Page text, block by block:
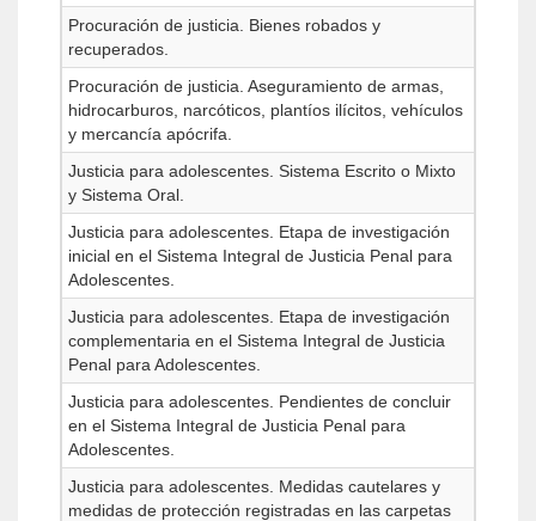
Procuración de justicia. Bienes robados y
recuperados.
Procuración de justicia. Aseguramiento de armas,
hidrocarburos, narcóticos, plantíos ilícitos, vehículos
y mercancía apócrifa.
Justicia para adolescentes. Sistema Escrito o Mixto
y Sistema Oral.
Justicia para adolescentes. Etapa de investigación
inicial en el Sistema Integral de Justicia Penal para
Adolescentes.
Justicia para adolescentes. Etapa de investigación
complementaria en el Sistema Integral de Justicia
Penal para Adolescentes.
Justicia para adolescentes. Pendientes de concluir
en el Sistema Integral de Justicia Penal para
Adolescentes.
Justicia para adolescentes. Medidas cautelares y
medidas de protección registradas en las carpetas